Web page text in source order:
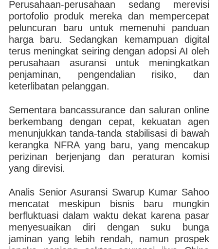
Perusahaan-perusahaan sedang merevisi
portofolio produk mereka dan mempercepat
peluncuran baru untuk memenuhi panduan
harga baru. Sedangkan kemampuan digital
terus meningkat seiring dengan adopsi AI oleh
perusahaan asuransi untuk meningkatkan
penjaminan, pengendalian risiko, dan
keterlibatan pelanggan.
Sementara bancassurance dan saluran online
berkembang dengan cepat, kekuatan agen
menunjukkan tanda-tanda stabilisasi di bawah
kerangka NFRA yang baru, yang mencakup
perizinan berjenjang dan peraturan komisi
yang direvisi.
Analis Senior Asuransi Swarup Kumar Sahoo
mencatat meskipun bisnis baru mungkin
berfluktuasi dalam waktu dekat karena pasar
menyesuaikan diri dengan suku bunga
jaminan yang lebih rendah, namun prospek